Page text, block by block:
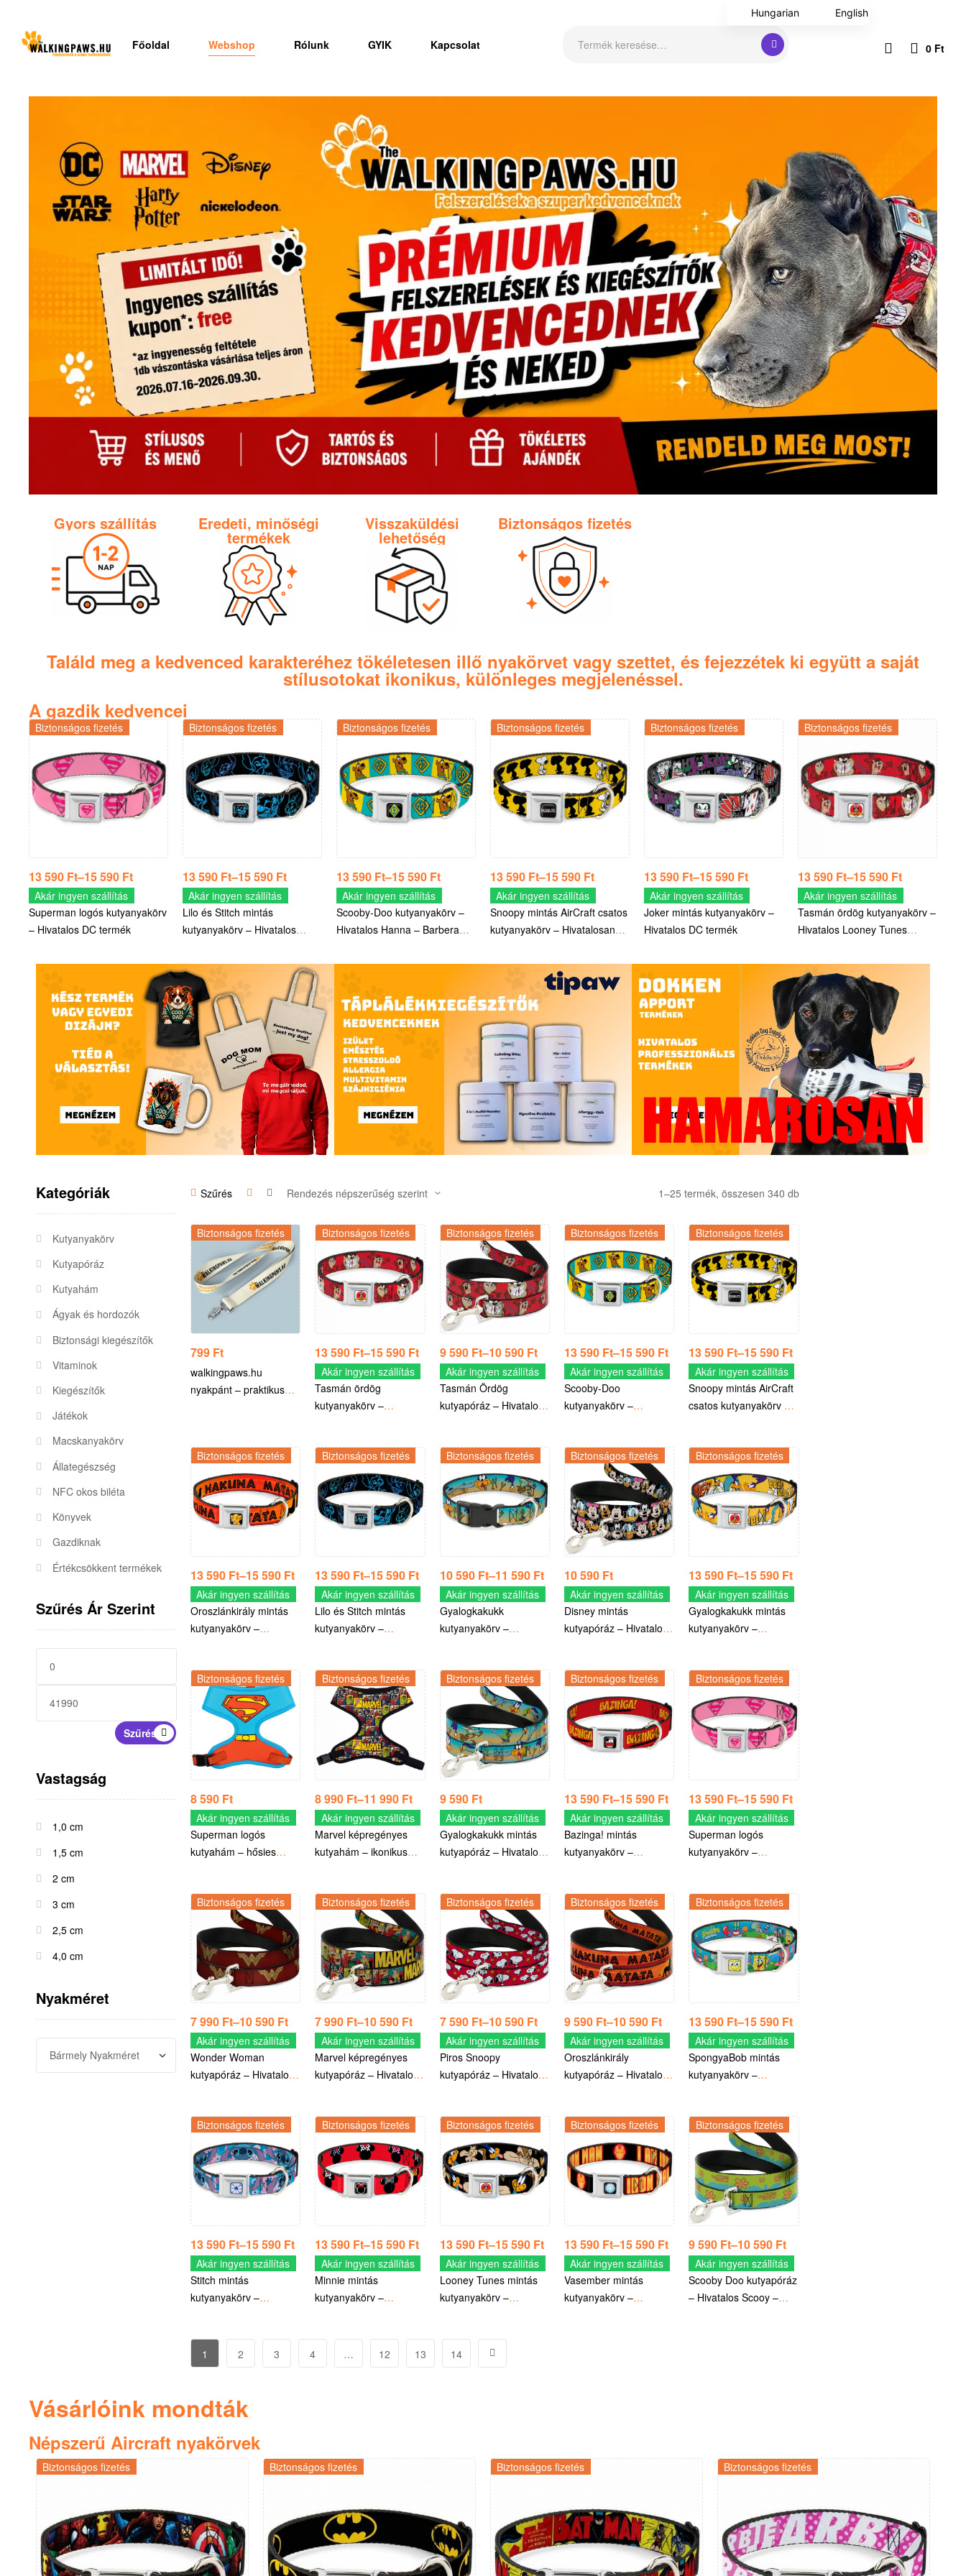
Főoldal Webshop Rólunk GYIK Kapcsolat 0 Ft
Gyors szállítás Eredeti, minőségi
termékek
Visszaküldési
lehetőség
Biztonságos fizetés
Találd meg a kedvenced karakteréhez tökéletesen illő nyakörvet vagy szettet, és fejezzétek ki együtt a saját
stílusotokat ikonikus, különleges megjelenéssel.
A gazdik kedvencei
Biztonságos fizetés
13 590 Ft–15 590 Ft
Akár ingyen szállítás
Superman logós kutyanyakörv
– Hivatalos DC termék
Biztonságos fizetés
13 590 Ft–15 590 Ft
Akár ingyen szállítás
Lilo és Stitch mintás
kutyanyakörv – Hivatalos
Biztonságos fizetés
13 590 Ft–15 590 Ft
Akár ingyen szállítás
Scooby-Doo kutyanyakörv –
Hivatalos Hanna – Barbera
Biztonságos fizetés
13 590 Ft–15 590 Ft
Akár ingyen szállítás
Snoopy mintás AirCraft csatos
kutyanyakörv – Hivatalosan
Biztonságos fizetés
13 590 Ft–15 590 Ft
Akár ingyen szállítás
Joker mintás kutyanyakörv –
Hivatalos DC termék
Biztonságos fizetés
13 590 Ft–15 590 Ft
Akár ingyen szállítás
Tasmán ördög kutyanyakörv –
Hivatalos Looney Tunes
Kategóriák
Kutyanyakörv
Kutyapóráz
Kutyahám
Ágyak és hordozók
Biztonsági kiegészítők
Vitaminok
Kiegészítők
Játékok
Macskanyakörv
Állategészség
NFC okos biléta
Könyvek
Gazdiknak
Értékcsökkent termékek
Szűrés Ár Szerint
Szűrés
Vastagság
1,0 cm
1,5 cm
2 cm
3 cm
2,5 cm
4,0 cm
Nyakméret
Szűrés 1–25 termék, összesen 340 db
Biztonságos fizetés
799 Ft
walkingpaws.hu
nyakpánt – praktikus
Biztonságos fizetés
13 590 Ft–15 590 Ft
Akár ingyen szállítás
Tasmán ördög
kutyanyakörv –
Biztonságos fizetés
9 590 Ft–10 590 Ft
Akár ingyen szállítás
Tasmán Ördög
kutyapóráz – Hivatalos
Biztonságos fizetés
13 590 Ft–15 590 Ft
Akár ingyen szállítás
Scooby-Doo
kutyanyakörv –
Biztonságos fizetés
13 590 Ft–15 590 Ft
Akár ingyen szállítás
Snoopy mintás AirCraft
csatos kutyanyakörv –
Biztonságos fizetés
13 590 Ft–15 590 Ft
Akár ingyen szállítás
Oroszlánkirály mintás
kutyanyakörv –
Biztonságos fizetés
13 590 Ft–15 590 Ft
Akár ingyen szállítás
Lilo és Stitch mintás
kutyanyakörv –
Biztonságos fizetés
10 590 Ft–11 590 Ft
Akár ingyen szállítás
Gyalogkakukk
kutyanyakörv –
Biztonságos fizetés
10 590 Ft
Akár ingyen szállítás
Disney mintás
kutyapóráz – Hivatalos
Biztonságos fizetés
13 590 Ft–15 590 Ft
Akár ingyen szállítás
Gyalogkakukk mintás
kutyanyakörv –
Biztonságos fizetés
8 590 Ft
Akár ingyen szállítás
Superman logós
kutyahám – hősies
Biztonságos fizetés
8 990 Ft–11 990 Ft
Akár ingyen szállítás
Marvel képregényes
kutyahám – ikonikus
licencelt Marvel termék
Biztonságos fizetés
9 590 Ft
Akár ingyen szállítás
Gyalogkakukk mintás
kutyapóráz – Hivatalos
Biztonságos fizetés
13 590 Ft–15 590 Ft
Akár ingyen szállítás
Bazinga! mintás
kutyanyakörv –
Biztonságos fizetés
13 590 Ft–15 590 Ft
Akár ingyen szállítás
Superman logós
kutyanyakörv –
Biztonságos fizetés
7 990 Ft–10 590 Ft
Akár ingyen szállítás
Wonder Woman
kutyapóráz – Hivatalos
Biztonságos fizetés
7 990 Ft–10 590 Ft
Akár ingyen szállítás
Marvel képregényes
kutyapóráz – Hivatalos
Biztonságos fizetés
7 590 Ft–10 590 Ft
Akár ingyen szállítás
Piros Snoopy
kutyapóráz – Hivatalos
Biztonságos fizetés
9 590 Ft–10 590 Ft
Akár ingyen szállítás
Oroszlánkirály
kutyapóráz – Hivatalos
Biztonságos fizetés
13 590 Ft–15 590 Ft
Akár ingyen szállítás
SpongyaBob mintás
kutyanyakörv –
Biztonságos fizetés
13 590 Ft–15 590 Ft
Akár ingyen szállítás
Stitch mintás
kutyanyakörv –
Biztonságos fizetés
13 590 Ft–15 590 Ft
Akár ingyen szállítás
Minnie mintás
kutyanyakörv –
Biztonságos fizetés
13 590 Ft–15 590 Ft
Akár ingyen szállítás
Looney Tunes mintás
kutyanyakörv –
Biztonságos fizetés
13 590 Ft–15 590 Ft
Akár ingyen szállítás
Vasember mintás
kutyanyakörv –
Biztonságos fizetés
9 590 Ft–10 590 Ft
Akár ingyen szállítás
Scooby Doo kutyapóráz
– Hivatalos Scooy –
1 2 3 4 … 12 13 14
Vásárlóink mondták
Népszerű Aircraft nyakörvek
Biztonságos fizetés Biztonságos fizetés Biztonságos fizetés Biztonságos fizetés
Hungarian English